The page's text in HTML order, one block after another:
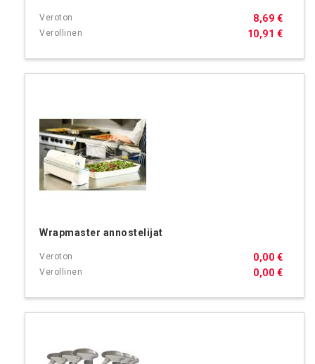
10,91 €
8,69 €
Wrapmaster annostelijat
0,00 €
0,00 €